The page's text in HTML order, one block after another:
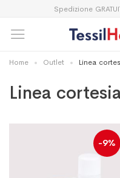
Spedizione
Home Outlet Linea
Linea
-9%